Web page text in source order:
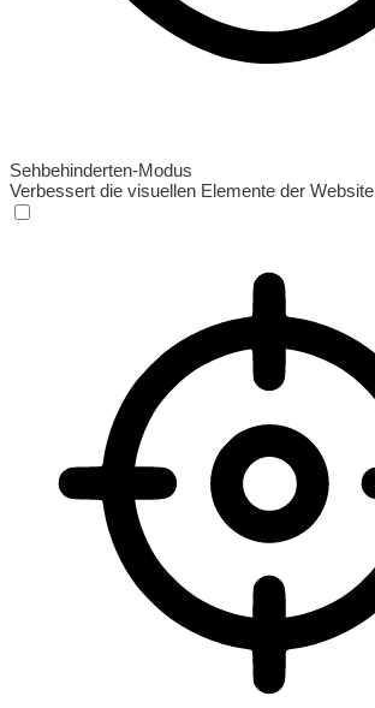
Sehbehinderten-Modus
Verbessert die visuellen Elemente der Website